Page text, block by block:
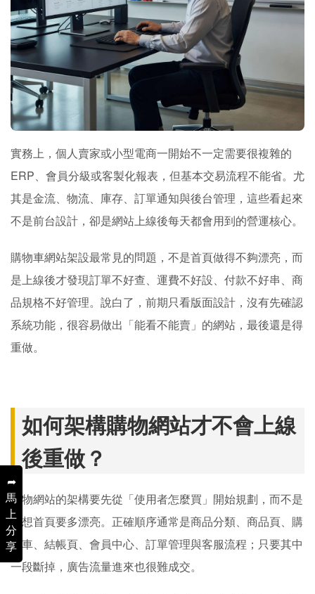
➦
馬
上
分
享
實務上，個人賣家或小型電商一開始不一定需要很複雜的
ERP、會員分級或客製化報表，但基本交易流程不能省。尤
其是金流、物流、庫存、訂單通知與後台管理，這些看起來
不是前台設計，卻是網站上線後每天都會用到的營運核心。
購物車網站架設最常見的問題，不是首頁做得不夠漂亮，而
是上線後才發現訂單不好查、運費不好設、付款不好串、商
品規格不好管理。說白了，前期只看版面設計，沒有先確認
系統功能，很容易做出「能看不能賣」的網站，最後還是得
重做。
如何架構購物網站才不會上線
後重做？
購物網站的架構要先從「使用者怎麼買」開始規劃，而不是
先想首頁要多漂亮。正確順序通常是商品分類、商品頁、購
物車、結帳頁、會員中心、訂單管理與客服流程；只要其中
一段斷掉，廣告流量進來也很難成交。